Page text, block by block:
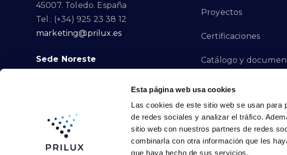
Esta página web usa cookies
Las cookies de este sitio web se usan para
de redes sociales y analizar el tráfico.
sitio web con nuestros partners de redes
combinarla con otra información que les
que haya hecho de sus servicios.
45007. Toledo. España
Tel.: (+34) 925 23 38 12
marketing@prilux.es
Sede Noreste
Calle Del Torrent Fondo, s/n
Barcelona. España
Tel.: (+34) 93 719 23 29
marketing@prilux.es
Proyectos
Certificaciones
Catálogo y
Canal de Denuncias
Contacto